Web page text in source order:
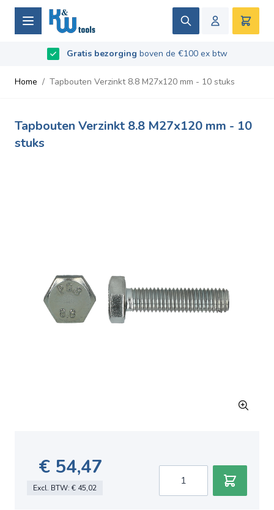
Ga naar de inhoud
Zoek
Gratis bezorging boven de €100 ex btw
Beoordeeld met9.5/10- Gebaseerd op 669 recensies
Home / Tapbouten Verzinkt 8.8 M27x120 mm - 10 stuks
Tapbouten Verzinkt 8.8 M27x120 mm - 10
stuks
€ 54,47
Excl. BTW: € 45,02